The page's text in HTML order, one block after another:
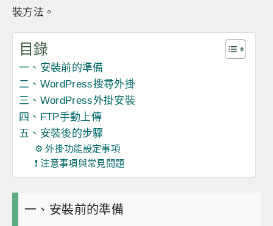
裝方法。
目錄
一、安裝前的準備
二、WordPress搜尋外掛
三、WordPress外掛安裝
四、FTP手動上傳
五、安裝後的步驟
⚙️ 外掛功能設定事項
❗ 注意事項與常見問題
一、安裝前的準備